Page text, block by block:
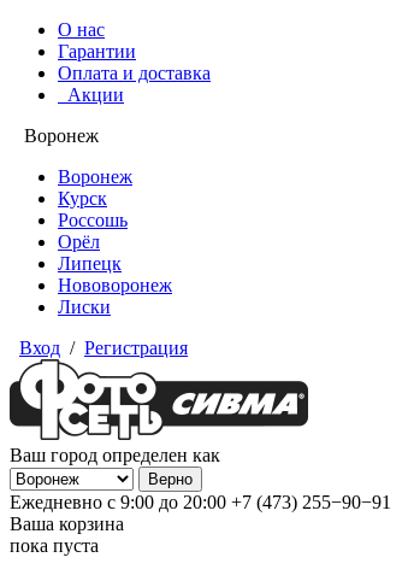
О нас
Гарантии
Оплата и доставка
Акции
Воронеж
Воронеж
Курск
Россошь
Орёл
Липецк
Нововоронеж
Лиски
Вход / Регистрация
Ваш город определен как
Ежедневно с 9:00 до 20:00 +7 (473) 255−90−91
Ваша корзина
пока пуста